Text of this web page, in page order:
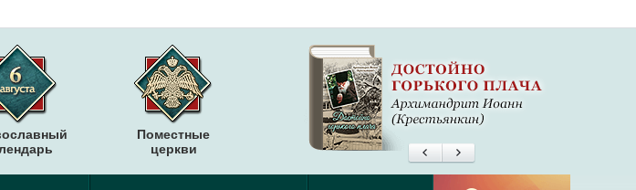
Поместные
церкви